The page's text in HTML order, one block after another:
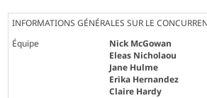
INFORMATIONS GÉNÉRALES SUR LE
Équipe
Nick McGowan
Eleas Nicholaou
Jane Hulme
Erika Hernandez
Claire Hardy